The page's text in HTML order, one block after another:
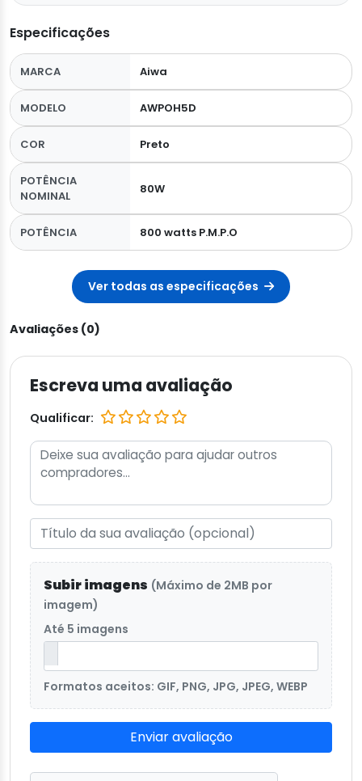
Especificações
MARCA Aiwa
MODELO AWPOH5D
COR Preto
POTÊNCIA
NOMINAL
80W
POTÊNCIA 800 watts P.M.P.O
Ver todas as especificações
Avaliações (0)
Escreva uma avaliação
Qualificar:
Subir imagens (Máximo de 2MB por
imagem)
Até 5 imagens
Formatos aceitos: GIF, PNG, JPG, JPEG, WEBP
Enviar avaliação